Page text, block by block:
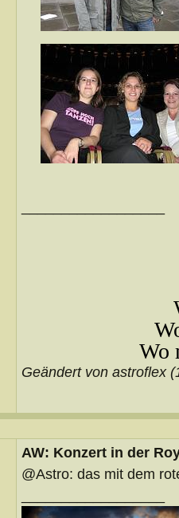
Wo
Geändert von astroflex
AW: Konzert in der
@Astro: das mit dem